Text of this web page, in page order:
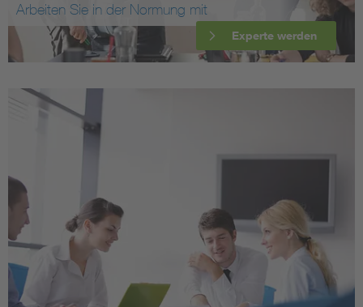
Arbeiten Sie in der Normung mit
Experte werden